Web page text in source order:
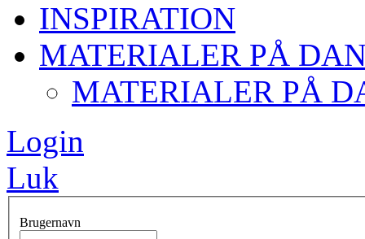
INSPIRATION
MATERIALER PÅ
MATERIALER PÅ
Login
Luk
Brugernavn